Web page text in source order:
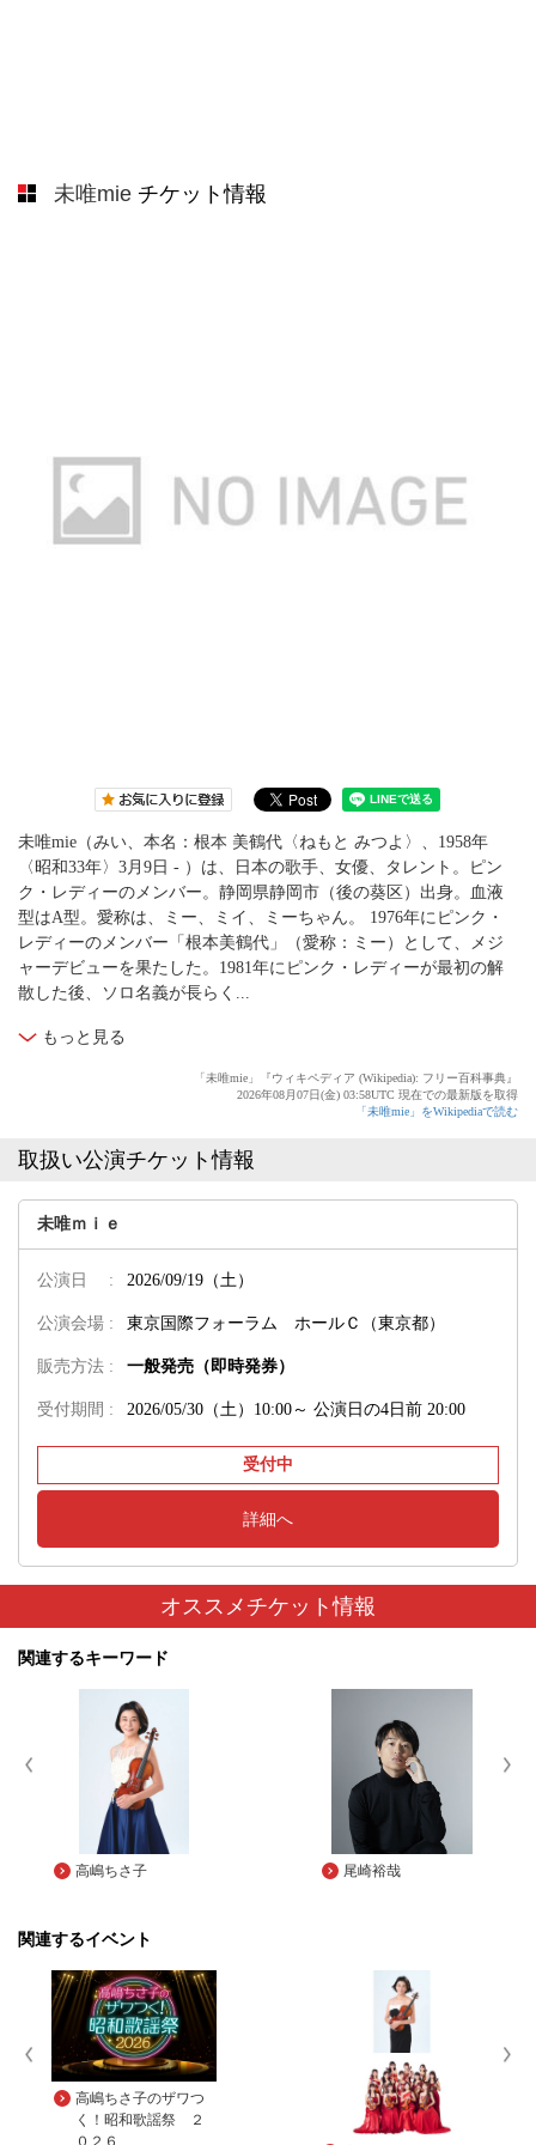
未唯mie チケット情報
未唯mie（みい、本名：根本 美鶴代〈ねもと みつよ〉、1958年
〈昭和33年〉3月9日 - ）は、日本の歌手、女優、タレント。ピン
ク・レディーのメンバー。静岡県静岡市（後の葵区）出身。血液
型はA型。愛称は、ミー、ミイ、ミーちゃん。 1976年にピンク・
レディーのメンバー「根本美鶴代」（愛称：ミー）として、メジ
ャーデビューを果たした。1981年にピンク・レディーが最初の解
散した後、ソロ名義が長らく...
もっと見る
「未唯mie」『ウィキペディア (Wikipedia): フリー百科事典』
2026年08月07日(金) 03:58UTC 現在での最新版を取得
「未唯mie」をWikipediaで読む
取扱い公演チケット情報
未唯ｍｉｅ
公演日 : 2026/09/19（土）
公演会場 : 東京国際フォーラム ホールＣ（東京都）
販売方法 : 一般発売（即時発券）
受付期間 : 2026/05/30（土）10:00～ 公演日の4日前 20:00
受付中
詳細へ
オススメチケット情報
関連するキーワード
高嶋ちさ子 尾崎裕哉
関連するイベント
高嶋ちさ子のザワつ
く！昭和歌謡祭 ２